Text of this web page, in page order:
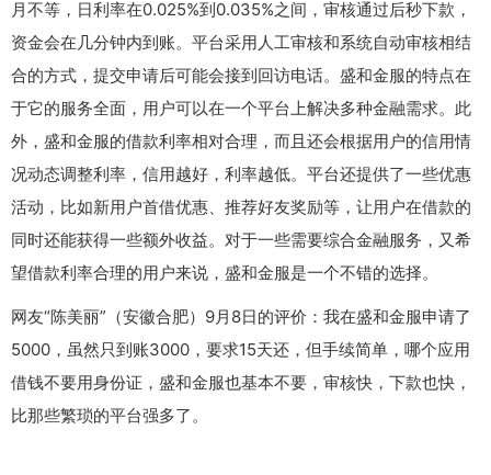
月不等，日利率在0.025%到0.035%之间，审核通过后秒下款，
资金会在几分钟内到账。平台采用人工审核和系统自动审核相结
合的方式，提交申请后可能会接到回访电话。盛和金服的特点在
于它的服务全面，用户可以在一个平台上解决多种金融需求。此
外，盛和金服的借款利率相对合理，而且还会根据用户的信用情
况动态调整利率，信用越好，利率越低。平台还提供了一些优惠
活动，比如新用户首借优惠、推荐好友奖励等，让用户在借款的
同时还能获得一些额外收益。对于一些需要综合金融服务，又希
望借款利率合理的用户来说，盛和金服是一个不错的选择。
网友“陈美丽”（安徽合肥）9月8日的评价：我在盛和金服申请了
5000，虽然只到账3000，要求15天还，但手续简单，哪个应用
借钱不要用身份证，盛和金服也基本不要，审核快，下款也快，
比那些繁琐的平台强多了。